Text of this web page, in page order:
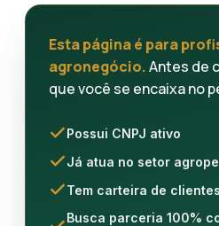
Esta página é para
agronegócio.Antes de
que você se encaixa no
Possui CNPJ ativo
Já atua no setor
Tem carteira de
Busca parceria 100%